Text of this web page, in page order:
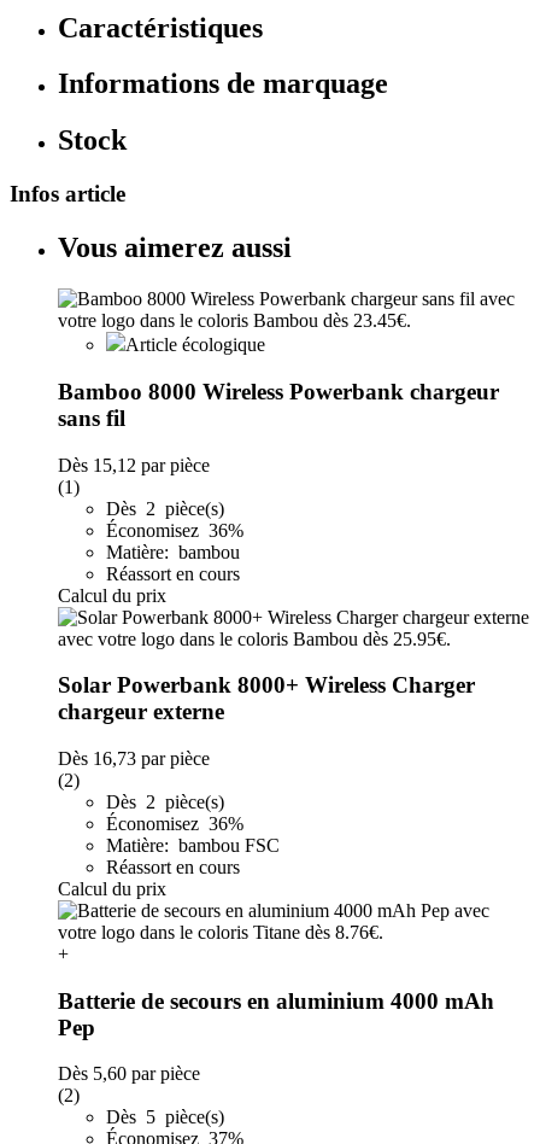
Caractéristiques
Informations de marquage
Stock
Infos article
Vous aimerez aussi
Article écologique
Bamboo 8000 Wireless Powerbank chargeur
sans fil
Dès 15,12 par pièce
(1)
Dès 2 pièce(s)
Économisez 36%
Matière: bambou
Réassort en cours
Calcul du prix
Solar Powerbank 8000+ Wireless Charger
chargeur externe
Dès 16,73 par pièce
(2)
Dès 2 pièce(s)
Économisez 36%
Matière: bambou FSC
Réassort en cours
Calcul du prix
+
Batterie de secours en aluminium 4000 mAh
Pep
Dès 5,60 par pièce
(2)
Dès 5 pièce(s)
Économisez 37%